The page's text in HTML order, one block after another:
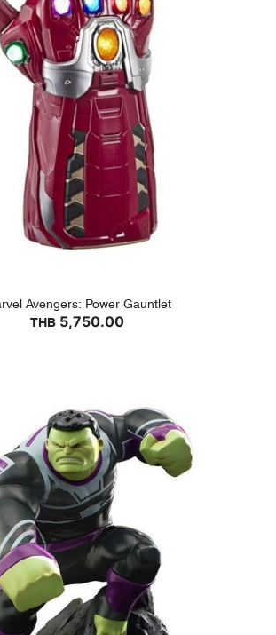
Avengers: Power Gauntlet
THB 5,750.00